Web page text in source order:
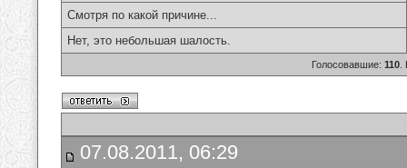
Смотря по какой причине...
Нет, это небольшая шалость.
Голосовавшие: 110
07.08.2011, 06:29